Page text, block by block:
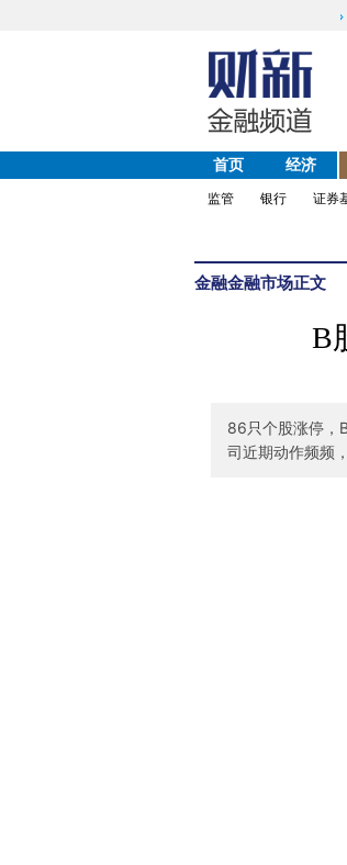
首页 经济
监管
银行 证券
金融金融市场正文
B
86只个股涨停，
司近期动作频频